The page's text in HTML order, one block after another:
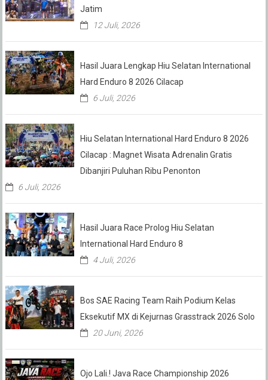
Jatim
12 Juli, 2026
Hasil Juara Lengkap Hiu Selatan International
Hard Enduro 8 2026 Cilacap
6 Juli, 2026
Hiu Selatan International Hard Enduro 8 2026
Cilacap : Magnet Wisata Adrenalin Gratis
Dibanjiri Puluhan Ribu Penonton
6 Juli, 2026
Hasil Juara Race Prolog Hiu Selatan
International Hard Enduro 8
4 Juli, 2026
Bos SAE Racing Team Raih Podium Kelas
Eksekutif MX di Kejurnas Grasstrack 2026 Solo
20 Juni, 2026
Ojo Lali.! Java Race Championship 2026